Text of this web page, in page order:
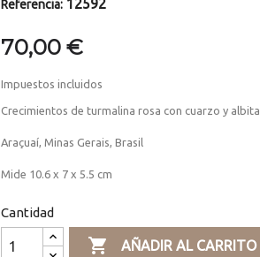
Referencia: 12592
70,00 €
Impuestos incluidos
Crecimientos de turmalina rosa con cuarzo y albita
Araçuaí, Minas Gerais, Brasil
Mide 10.6 x 7 x 5.5 cm
Cantidad
 AÑADIR AL CARRITO